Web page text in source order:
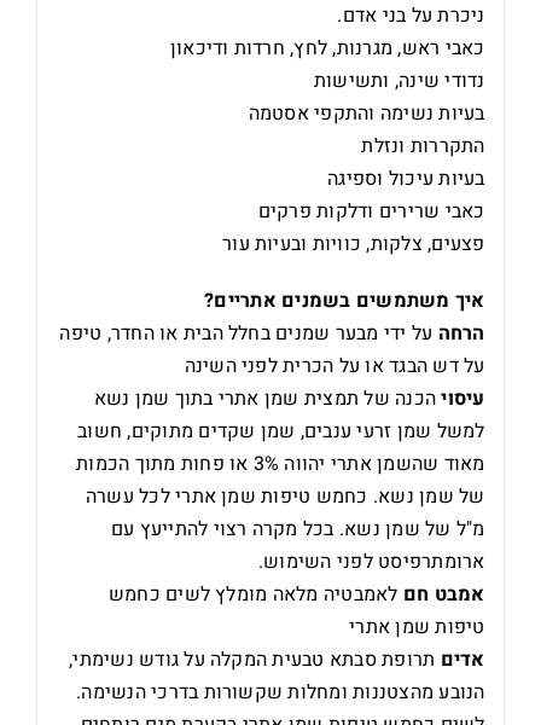
ניכרת על בני אדם.
כאבי ראש, מגרנות, לחץ, חרדות ודיכאון
נדודי שינה, ותשישות
בעיות נשימה והתקפי אסטמה
התקררות ונזלת
בעיות עיכול וספיגה
כאבי שרירים ודלקות פרקים
פצעים, צלקות, כוויות ובעיות עור
איך משתמשים בשמנים אתריים?
הרחה על ידי מבער שמנים בחלל הבית או החדר, טיפה
על דש הבגד או על הכרית לפני השינה
עיסויהכנה של תמצית שמן אתרי בתוך שמן נשא
למשל שמן זרעי ענבים, שמן שקדים מתוקים, חשוב
מאוד שהשמן אתרי יהווה 3% או פחות מתוך הכמות
של שמן נשא. כחמש טיפות שמן אתרי לכל עשרה
מ"ל של שמן נשא. בכל מקרה רצוי להתייעץ עם
ארומתרפיסט לפני השימוש.
אמבט חם לאמבטיה מלאה מומלץ לשים כחמש
טיפות שמן אתרי
אדים תרופת סבתא טבעית המקלה על גודש נשימתי,
הנובע מהצטננות ומחלות שקשורות בדרכי הנשימה.